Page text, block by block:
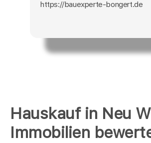
Hauskauf in Neu
Immobilien
https://bauexperte-bongert.de